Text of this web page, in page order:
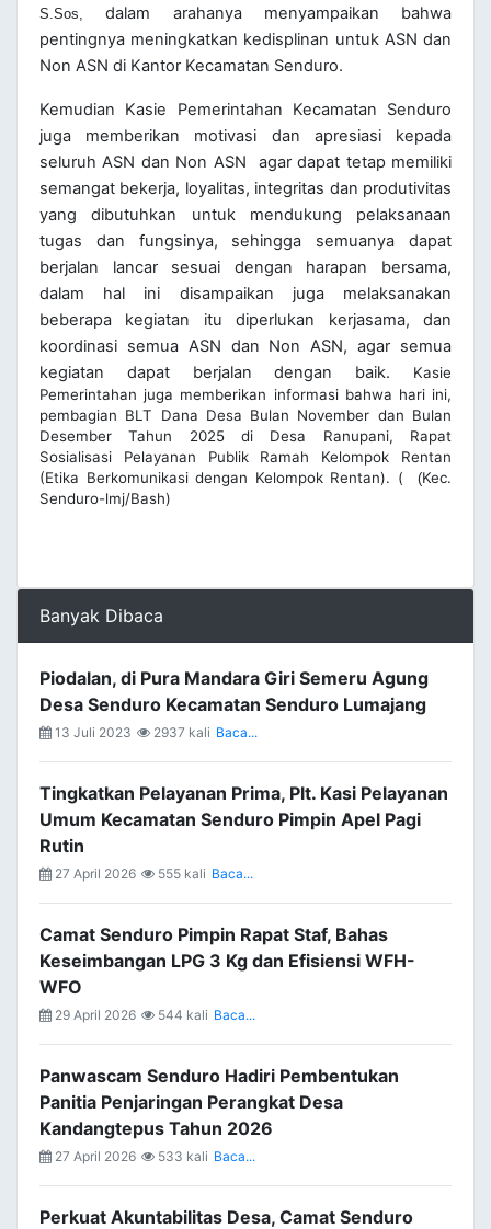
S.Sos,
dalam arahanya menyampaikan bahwa
pentingnya meningkatkan kedisplinan untuk ASN dan
Non ASN di Kantor Kecamatan Senduro.
Kemudian Kasie Pemerintahan Kecamatan Senduro
juga memberikan motivasi dan apresiasi kepada
seluruh ASN dan Non ASN agar dapat tetap memiliki
semangat bekerja, loyalitas, integritas dan produtivitas
yang dibutuhkan untuk mendukung pelaksanaan
tugas dan fungsinya, sehingga semuanya dapat
berjalan lancar sesuai dengan harapan bersama,
dalam hal ini disampaikan juga melaksanakan
beberapa kegiatan itu diperlukan kerjasama, dan
koordinasi semua ASN dan Non ASN, agar semua
kegiatan dapat berjalan dengan baik. Kasie
Pemerintahan juga memberikan informasi bahwa hari ini,
pembagian BLT Dana Desa Bulan November dan Bulan
Desember Tahun 2025 di Desa Ranupani, Rapat
Sosialisasi Pelayanan Publik Ramah Kelompok Rentan
(Etika Berkomunikasi dengan Kelompok Rentan). ( (Kec.
Senduro-lmj/Bash)
Banyak Dibaca
Piodalan, di Pura Mandara Giri Semeru Agung
Desa Senduro Kecamatan Senduro Lumajang
13 Juli 2023 2937 kali Baca...
Tingkatkan Pelayanan Prima, Plt. Kasi Pelayanan
Umum Kecamatan Senduro Pimpin Apel Pagi
Rutin
27 April 2026 555 kali Baca...
Camat Senduro Pimpin Rapat Staf, Bahas
Keseimbangan LPG 3 Kg dan Efisiensi WFH-
WFO
29 April 2026 544 kali Baca...
Panwascam Senduro Hadiri Pembentukan
Panitia Penjaringan Perangkat Desa
Kandangtepus Tahun 2026
27 April 2026 533 kali Baca...
Perkuat Akuntabilitas Desa, Camat Senduro